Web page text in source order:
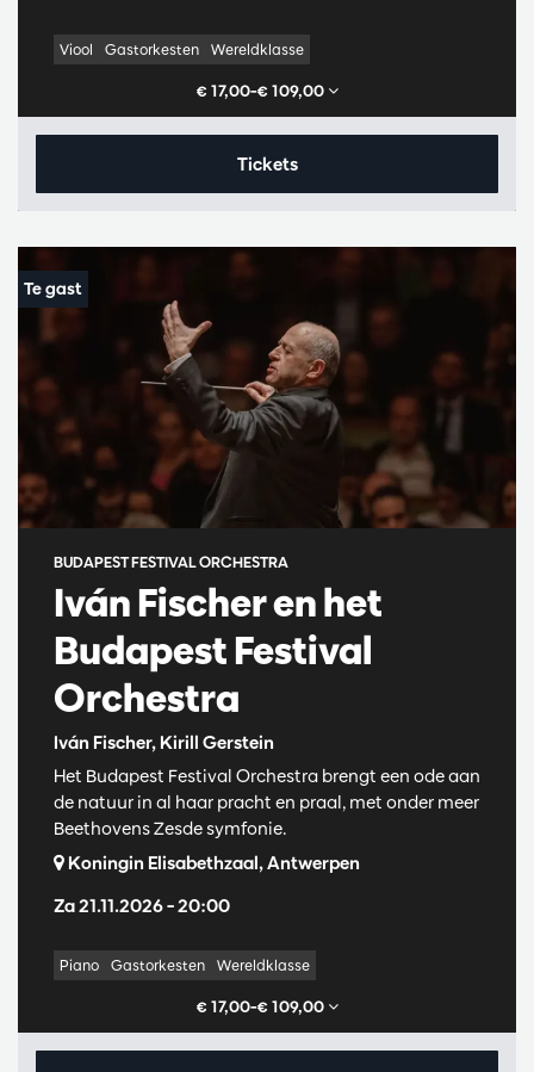
Viool Gastorkesten Wereldklasse
€ 17,00–€ 109,00
Tickets
Iván Fischer en het
Budapest Festival
Orchestra
Iván Fischer, Kirill Gerstein
BUDAPEST FESTIVAL ORCHESTRA
Za 21.11.2026– 20:00
Het Budapest Festival Orchestra brengt een ode aan
de natuur in al haar pracht en praal, met onder meer
Beethovens Zesde symfonie.
Koningin Elisabethzaal, Antwerpen
Piano Gastorkesten Wereldklasse
€ 17,00–€ 109,00